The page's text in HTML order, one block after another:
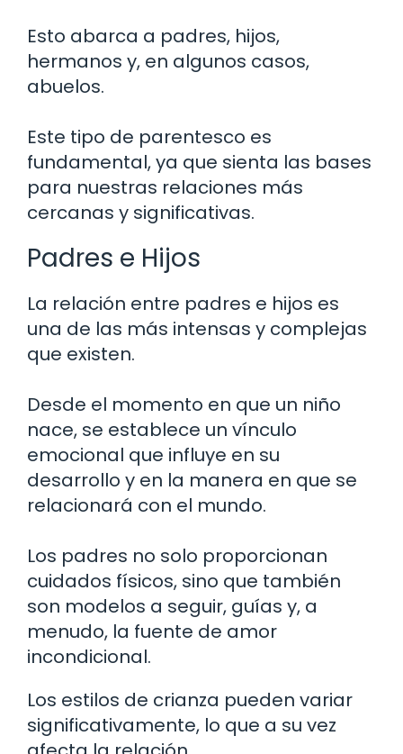
Esto abarca a padres, hijos,
hermanos y, en algunos casos,
abuelos.
Este tipo de parentesco es
fundamental, ya que sienta las bases
para nuestras relaciones más
cercanas y significativas.
Padres e Hijos
La relación entre padres e hijos es
una de las más intensas y complejas
que existen.
Desde el momento en que un niño
nace, se establece un vínculo
emocional que influye en su
desarrollo y en la manera en que se
relacionará con el mundo.
Los padres no solo proporcionan
cuidados físicos, sino que también
son modelos a seguir, guías y, a
menudo, la fuente de amor
incondicional.
Los estilos de crianza pueden variar
significativamente, lo que a su vez